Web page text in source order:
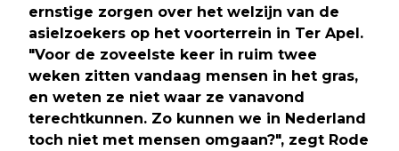
ernstige zorgen over het welzijn van de
asielzoekers op het voorterrein in Ter Apel.
"Voor de zoveelste keer in ruim twee
weken zitten vandaag mensen in het gras,
en weten ze niet waar ze vanavond
terechtkunnen. Zo kunnen we in Nederland
toch niet met mensen omgaan?", zegt Rode